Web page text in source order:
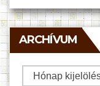
ARCHÍVUM
Archívum